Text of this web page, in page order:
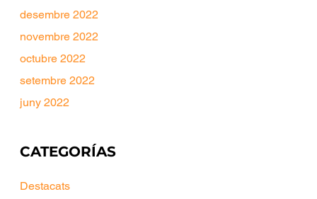
desembre 2022
novembre 2022
octubre 2022
setembre 2022
juny 2022
CATEGORÍAS
Destacats